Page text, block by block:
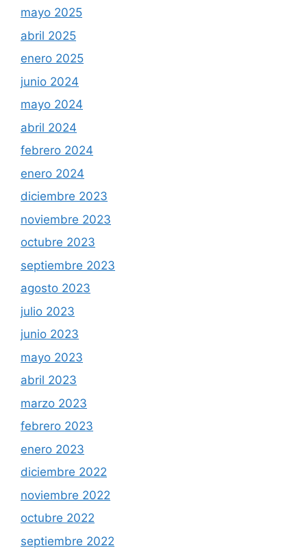
mayo 2025
abril 2025
enero 2025
junio 2024
mayo 2024
abril 2024
febrero 2024
enero 2024
diciembre 2023
noviembre 2023
octubre 2023
septiembre 2023
agosto 2023
julio 2023
junio 2023
mayo 2023
abril 2023
marzo 2023
febrero 2023
enero 2023
diciembre 2022
noviembre 2022
octubre 2022
septiembre 2022